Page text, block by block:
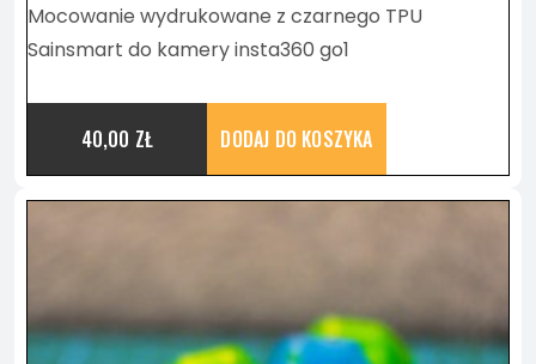
Mocowanie wydrukowane z czarnego TPU
Sainsmart do kamery insta360 go1
40,00 ZŁ DODAJ DO KOSZYKA